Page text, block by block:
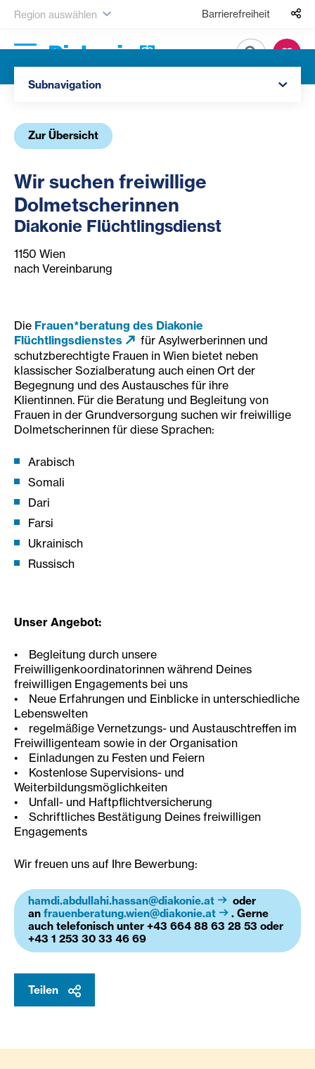
Region auswählen Barrierefreiheit
Subnavigation
Zur Übersicht
Wir suchen freiwillige
Dolmetscherinnen
Diakonie Flüchtlingsdienst
1150 Wien
nach Vereinbarung
Die Frauen*beratung des Diakonie
Flüchtlingsdienstes
für Asylwerberinnen und
schutzberechtigte Frauen in Wien bietet neben
klassischer Sozialberatung auch einen Ort der
Begegnung und des Austausches für ihre
Klientinnen. Für die Beratung und Begleitung von
Frauen in der Grundversorgung suchen wir freiwillige
Dolmetscherinnen für diese Sprachen:
Arabisch
Somali
Dari
Farsi
Ukrainisch
Russisch
Unser Angebot:
• Begleitung durch unsere
Freiwilligenkoordinatorinnen während Deines
freiwilligen Engagements bei uns
• Neue Erfahrungen und Einblicke in unterschiedliche
Lebenswelten
• regelmäßige Vernetzungs- und Austauschtreffen im
Freiwilligenteam sowie in der Organisation
• Einladungen zu Festen und Feiern
• Kostenlose Supervisions- und
Weiterbildungsmöglichkeiten
• Unfall- und Haftpflichtversicherung
• Schriftliches Bestätigung Deines freiwilligen
Engagements
Wir freuen uns auf Ihre Bewerbung:
hamdi.abdullahi.hassan@diakonie.at
oder
an frauenberatung.wien@diakonie.at
. Gerne
auch telefonisch unter +43 664 88 63 28 53 oder
+43 1 253 30 33 46 69
Teilen